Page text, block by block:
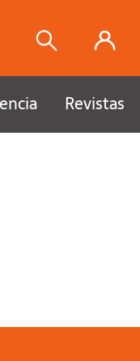
Revistas